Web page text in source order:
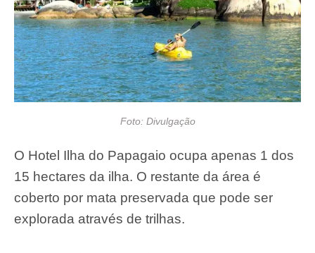
Foto: Divulgação
O Hotel Ilha do Papagaio ocupa apenas 1 dos
15 hectares da ilha. O restante da área é
coberto por mata preservada que pode ser
explorada através de trilhas.